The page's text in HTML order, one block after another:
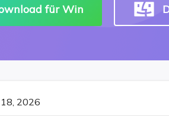
für Win
2026